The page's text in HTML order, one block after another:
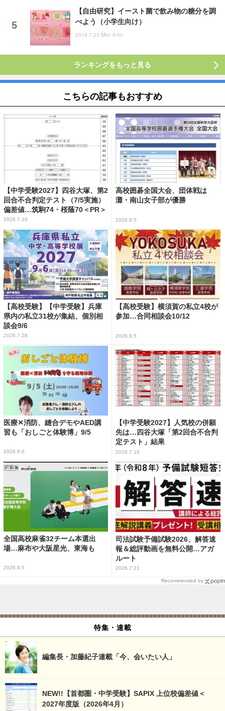
【自由研究】イースト菌で飲み物の糖分を調
べよう（小学生向け）
2018.7.23 Mon 9:00
ランキングをもっと見る
こちらの記事もおすすめ
【中学受験2027】四谷大塚、第2
回合不合判定テスト（7/5実施）
偏差値…筑駒74・桜蔭70＜PR＞
2026.7.10
高校囲碁全国大会、団体戦は
灘・南山女子部が優勝
2026.8.5
【高校受験】【中学受験】兵庫
県内の私立31校が集結、個別相
談会9/6
2026.7.28
【高校受験】横須賀の私立4校が
参加…合同相談会10/12
2026.8.5
医療✕消防、縫合デモやAED講
習も「おしごと体験博」9/5
2026.8.6
【中学受験2027】人気校の併願
先は…四谷大塚「第2回合不合判
定テスト」結果
2026.7.16
全国高校麻雀32チーム本選出
場…麻布や大阪星光、東海も
2026.8.5
司法試験予備試験2026、解答速
報＆総評動画を無料公開…アガ
ルート
2026.7.21
Recommended by
特集・連載
編集長・加藤紀子連載「今、会いたい人」
NEW!!【首都圏・中学受験】SAPIX 上位校偏差値＜
2027年度版（2026年4月）